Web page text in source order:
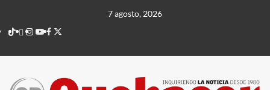
contenido
7 agosto, 2026
TikTok
threads
Instagram
Youtube
Facebook
X